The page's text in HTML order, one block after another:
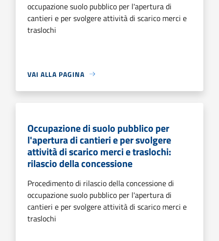
occupazione suolo pubblico per l'apertura di
cantieri e per svolgere attività di scarico merci e
traslochi
VAI ALLA PAGINA
Occupazione di suolo pubblico per
l'apertura di cantieri e per svolgere
attività di scarico merci e traslochi:
rilascio della concessione
Procedimento di rilascio della concessione di
occupazione suolo pubblico per l'apertura di
cantieri e per svolgere attività di scarico merci e
traslochi